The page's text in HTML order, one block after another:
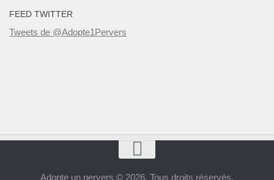
FEED TWITTER
Tweets de @Adopte1Pervers
Adopte un pervers © 2026. Tous droits réservés.